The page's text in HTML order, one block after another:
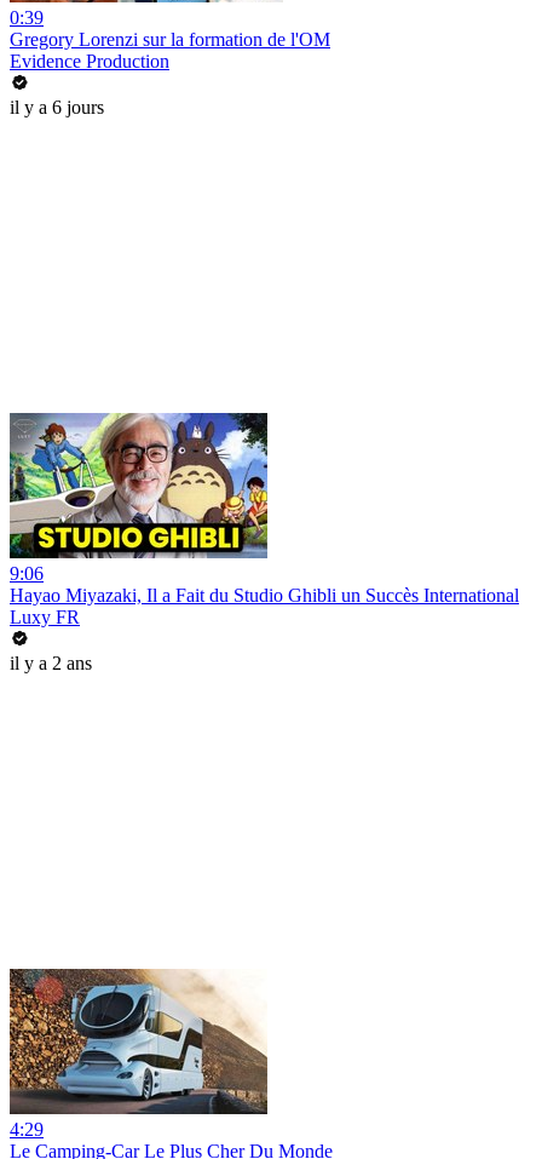
0:39
Gregory Lorenzi sur la formation de l'OM
Evidence Production
il y a 6 jours
9:06
Hayao Miyazaki, Il a Fait du Studio Ghibli un Succès International
Luxy FR
il y a 2 ans
4:29
Le Camping-Car Le Plus Cher Du Monde